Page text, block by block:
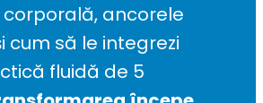
ancorele
cum să le integrezi
fluidă de 5